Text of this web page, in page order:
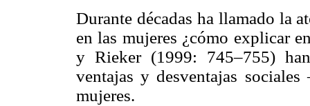
Durante décadas ha llamado la
en las mujeres ¿cómo explicar
y Rieker (1999: 745–755)
ventajas y desventajas
mujeres.